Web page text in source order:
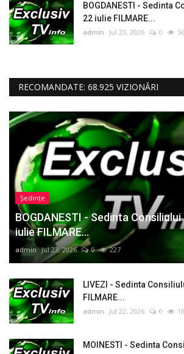
BOGDANESTI - Sedinta
22 iulie FILMARE...
admin Jul 23, 2026 0 56
RECOMANDATE: 68.925 VIZIONĂRI
Ședințe
BOGDANESTI - Sedinta
iulie FILMARE...
admin Jul 23, 2026 0 227
LIVEZI - Sedinta
FILMARE...
admin Jul 22, 2026 0
MOINESTI - Sedinta